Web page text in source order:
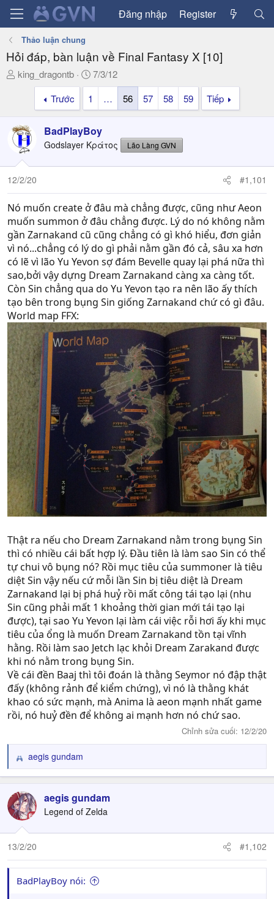
Đăng nhập Register
Thảo luận chung
Hỏi đáp, bàn luận về Final Fantasy X [10]
T
a
d
s
t
a
t
e
r
king_dragontb
N
g
y
ử
i
7/3/12
Trước
1 … 56 57 58 59 Tiếp
BadPlayBoy
Godslayer Κράτος Lão Làng GVN
12/2/20 #1,101
Nó muốn create ở đâu mà chẳng được, cũng như Aeon
muốn summon ở đâu chẳng được. Lý do nó không nằm
gần Zarnakand cũ cũng chẳng có gì khó hiểu, đơn giản
vì nó...chẳng có lý do gì phải nằm gần đó cả, sâu xa hơn
có lẽ vì lão Yu Yevon sợ đám Bevelle quay lại phá nữa thì
sao,bởi vậy dựng Dream Zarnakand càng xa càng tốt.
Còn Sin chẳng qua do Yu Yevon tạo ra nên lão ấy thích
tạo bên trong bụng Sin giống Zarnakand chứ có gì đâu.
World map FFX:
Thật ra nếu cho Dream Zarnakand nằm trong bụng Sin
thì có nhiều cái bất hợp lý. Đầu tiên là làm sao Sin có thể
tự chui vô bụng nó? Rồi mục tiêu của summoner là tiêu
diệt Sin vậy nếu cứ mỗi lần Sin bị tiêu diệt là Dream
Zarnakand lại bị phá huỷ rồi mất công tái tạo lại (nhu
Sin cũng phải mất 1 khoảng thời gian mới tái tạo lại
được), tại sao Yu Yevon lại làm cái việc rỗi hơi ấy khi mục
tiêu của ổng là muốn Dream Zarnakand tồn tại vĩnh
hằng. Rồi làm sao Jetch lạc khỏi Dream Zarakand được
khi nó nằm trong bụng Sin.
Về cái đền Baaj thì tôi đoán là thằng Seymor nó đập thật
đấy (không rảnh để kiểm chứng), vì nó là thằng khát
khao có sức mạnh, mà Anima là aeon mạnh nhất game
rồi, nó huỷ đền để không ai mạnh hơn nó chứ sao.
Chỉnh sửa cuối: 12/2/20
R
e
c
t
i
o
n
:
aegis gundam
aegis gundam
Legend of Zelda
13/2/20 #1,102
BadPlayBoy nói: